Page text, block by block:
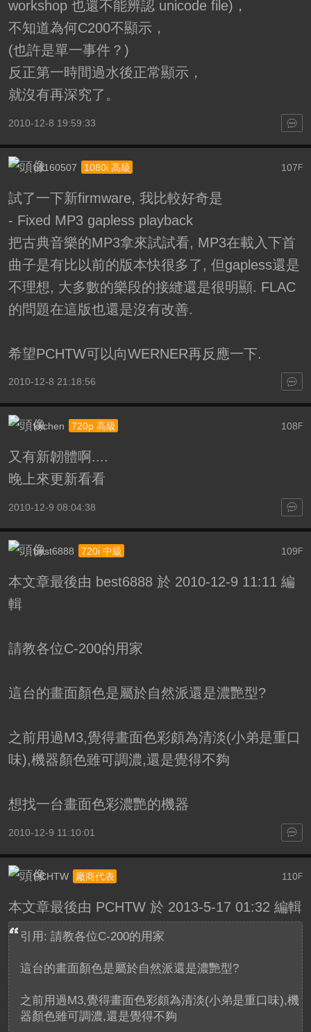
workshop 也還不能辨認 unicode file)，
不知道為何C200不顯示，
(也許是單一事件？)
反正第一時間過水後正常顯示，
就沒有再深究了。
2010-12-8 19:59:33
107F
o1160507 1080i 高級
試了一下新firmware, 我比較好奇是
- Fixed MP3 gapless playback
把古典音樂的MP3拿來試試看, MP3在載入下首
曲子是有比以前的版本快很多了, 但gapless還是
不理想, 大多數的樂段的接縫還是很明顯. FLAC
的問題在這版也還是沒有改善.
希望PCHTW可以向WERNER再反應一下.
2010-12-8 21:18:56
108 F
kkchen 720p 高級
又有新韌體啊....
晚上來更新看看
2010-12-9 08:04:38
109 F
best6888 720i 中級
本文章最後由 best6888 於 2010-12-9 11:11 編
輯
請教各位C-200的用家
這台的畫面顏色是屬於自然派還是濃艷型?
之前用過M3,覺得畫面色彩頗為清淡(小弟是重口
味),機器顏色雖可調濃,還是覺得不夠
想找一台畫面色彩濃艷的機器
2010-12-9 11:10:01
110F
PCHTW 廠商代表
本文章最後由 PCHTW 於 2013-5-17 01:32 編輯
引用: 請教各位C-200的用家
這台的畫面顏色是屬於自然派還是濃艷型?
之前用過M3,覺得畫面色彩頗為清淡(小弟是重口味),機
器顏色雖可調濃,還是覺得不夠